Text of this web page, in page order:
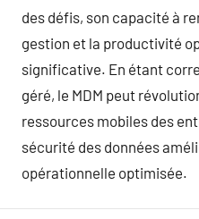
des défis, son capacité à
gestion et la productivité
significative. En étant
géré, le MDM peut
ressources mobiles des
sécurité des données
opérationnelle optimisée.